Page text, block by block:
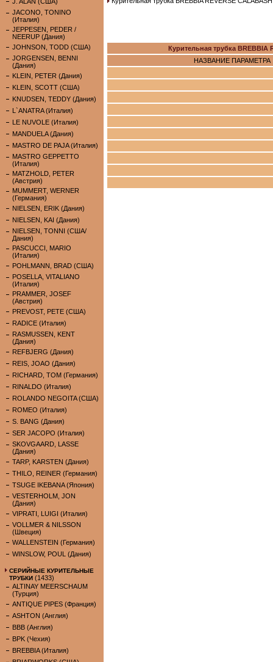
JACONO, TONINO
(Италия)
JEPPESEN, PEDER /
NEERUP (Дания)
JOHNSON, TODD (США)
JORGENSEN, BENNI
(Дания)
KLEIN, PETER (Дания)
KLEIN, SCOTT (США)
KNUDSEN, TEDDY (Дания)
L`ANATRA (Италия)
LE NUVOLE (Италия)
MANDUELA (Дания)
MASTRO DE PAJA (Италия)
MASTRO GEPPETTO
(Италия)
MATZHOLD, PETER
(Австрия)
MUMMERT, WERNER
(Германия)
NIELSEN, ERIK (Дания)
NIELSEN, KAI (Дания)
NIELSEN, TONNI (США/
Дания)
PASCUCCI, MARIO
(Италия)
POHLMANN, BRAD (США)
POSELLA, VITALIANO
(Италия)
PRAMMER, JOSEF
(Австрия)
PREVOST, PETE (США)
RADICE (Италия)
RASMUSSEN, KENT
(Дания)
REFBJERG (Дания)
REIS, JOAO (Дания)
RICHARD, TOM (Германия)
RINALDO (Италия)
ROLANDO NEGOITA (США)
ROMEO (Италия)
S. BANG (Дания)
SER JACOPO (Италия)
SKOVGAARD, LASSE
(Дания)
TARP, KARSTEN (Дания)
THILO, REINER (Германия)
TSUGE IKEBANA (Япония)
VESTERHOLM, JON
(Дания)
VIPRATI, LUIGI (Италия)
VOLLMER & NILSSON
(Швеция)
WALLENSTEIN (Германия)
WINSLOW, POUL (Дания)
СЕРИЙНЫЕ КУРИТЕЛЬНЫЕ
ТРУБКИ (1433)
ALTINAY MEERSCHAUM
(Турция)
ANTIQUE PIPES (Франция)
ASHTON (Англия)
BBB (Англия)
BPK (Чехия)
BREBBIA (Италия)
Курительная трубка BREBBIA
НАЗВАНИЕ ПАРАМЕТРА